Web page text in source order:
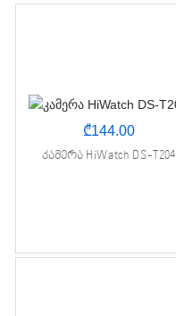
₾144.00
კამერა HiWatch DS-T204